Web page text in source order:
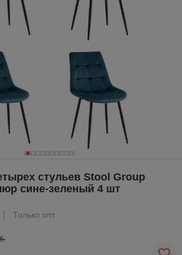
стульев Stool Group
сине-зеленый 4 шт
Только опт